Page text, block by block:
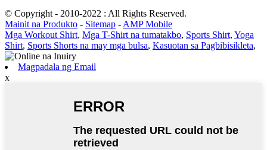
© Copyright - 2010-2022 : All Rights Reserved.
Mainit na Produkto - Sitemap -AMP Mobile
Mga Workout Shirt, Mga T-Shirt na tumatakbo, Sports Shirt, Yoga
Shirt, Sports Shorts na may mga bulsa, Kasuotan sa Pagbibisikleta,
Magpadala ng Email
x